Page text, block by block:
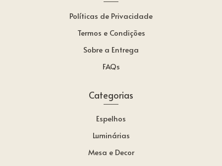
Políticas de Privacidade
Termos e Condições
Sobre a Entrega
FAQs
Categorias
Espelhos
Luminárias
Mesa e Decor